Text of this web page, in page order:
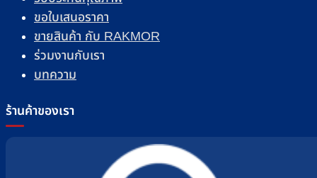
ขอใบเสนอราคา
ขายสินค้า กับ RAKMOR
ร่วมงานกับเรา
บทความ
ร้านค้าของเรา